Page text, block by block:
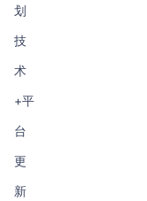
划
技
术
+平
台
更
新